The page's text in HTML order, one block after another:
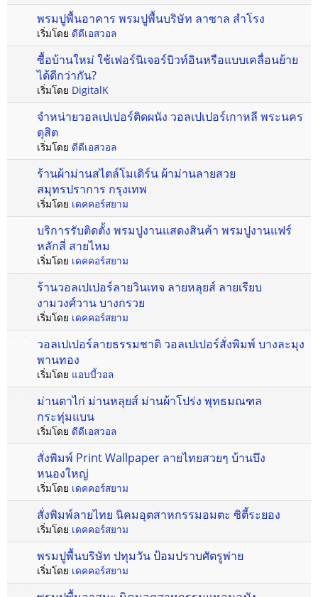
พรมปูพื้นอาคาร พรมปูพื้นบริษัท ลาซาล สำโรง
เริ่มโดย ดีดีเอสวอล
ซื้อบ้านใหม่ ใช้เฟอร์นิเจอร์บิวท์อินหรือแบบเคลื่อนย้าย
ได้ดีกว่ากัน?
เริ่มโดย DigitalK
จำหน่ายวอลเปเปอร์ติดผนัง วอลเปเปอร์เกาหลี พระนคร
ดุสิต
เริ่มโดย ดีดีเอสวอล
ร้านผ้าม่านสไตล์โมเดิร์น ผ้าม่านลายสวย
สมุทรปราการ กรุงเทพ
เริ่มโดย เดคคอร์สยาม
บริการรับติดตั้ง พรมปูงานแสดงสินค้า พรมปูงานแฟร์
หลักสี่ สายไหม
เริ่มโดย เดคคอร์สยาม
ร้านวอลเปเปอร์ลายวินเทจ ลายหลุยส์ ลายเรียบ
งามวงศ์วาน บางกรวย
เริ่มโดย เดคคอร์สยาม
วอลเปเปอร์ลายธรรมชาติ วอลเปเปอร์สั่งพิมพ์ บางละมุง
พานทอง
เริ่มโดย แอบบี้วอล
ม่านตาไก่ ม่านหลุยส์ ม่านผ้าโปร่ง พุทธมณฑล
กระทุ่มแบน
เริ่มโดย ดีดีเอสวอล
สั่งพิมพ์ Print Wallpaper ลายไทยสวยๆ บ้านบึง
หนองใหญ่
เริ่มโดย เดคคอร์สยาม
สั่งพิมพ์ลายไทย นิคมอุตสาหกรรมอมตะ ซิตี้ระยอง
เริ่มโดย เดคคอร์สยาม
พรมปูพื้นบริษัท ปทุมวัน ป้อมปราบศัตรูพ่าย
เริ่มโดย เดคคอร์สยาม